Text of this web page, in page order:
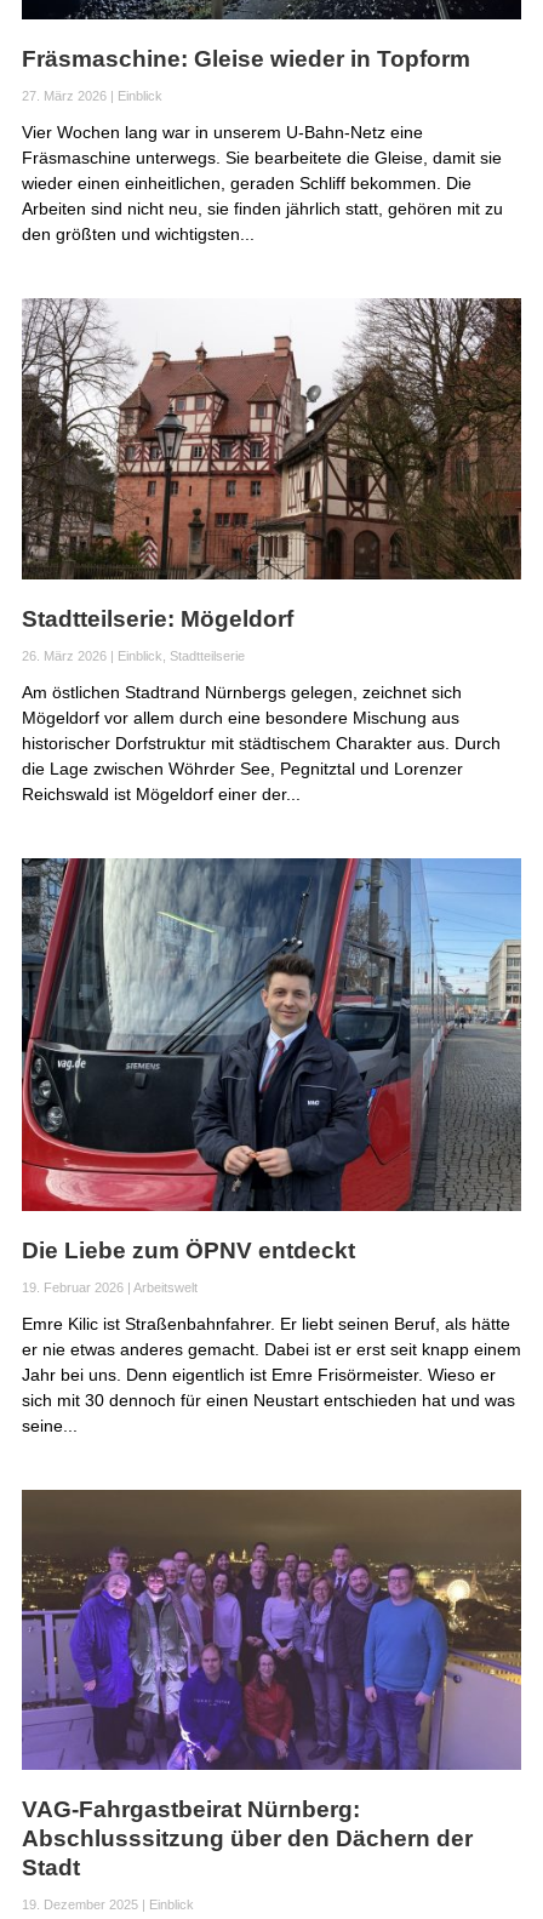
Fräsmaschine: Gleise wieder in Topform
27. März 2026| Einblick
Vier Wochen lang war in unserem U-Bahn-Netz eine
Fräsmaschine unterwegs. Sie bearbeitete die Gleise, damit sie
wieder einen einheitlichen, geraden Schliff bekommen. Die
Arbeiten sind nicht neu, sie finden jährlich statt, gehören mit zu
den größten und wichtigsten...
Stadtteilserie: Mögeldorf
26. März 2026| Einblick Stadtteilserie
Am östlichen Stadtrand Nürnbergs gelegen, zeichnet sich
Mögeldorf vor allem durch eine besondere Mischung aus
historischer Dorfstruktur mit städtischem Charakter aus. Durch
die Lage zwischen Wöhrder See, Pegnitztal und Lorenzer
Reichswald ist Mögeldorf einer der...
Die Liebe zum ÖPNV entdeckt
19. Februar 2026| Arbeitswelt
Emre Kilic ist Straßenbahnfahrer. Er liebt seinen Beruf, als hätte
er nie etwas anderes gemacht. Dabei ist er erst seit knapp einem
Jahr bei uns. Denn eigentlich ist Emre Frisörmeister. Wieso er
sich mit 30 dennoch für einen Neustart entschieden hat und was
seine...
VAG-Fahrgastbeirat Nürnberg:
Abschlusssitzung über den Dächern der
Stadt
19. Dezember 2025| Einblick